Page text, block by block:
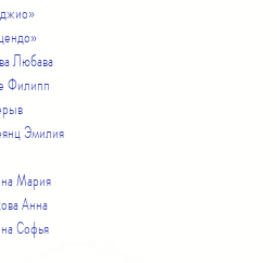
Любава
Эмилия
Мария
Анна
Софья